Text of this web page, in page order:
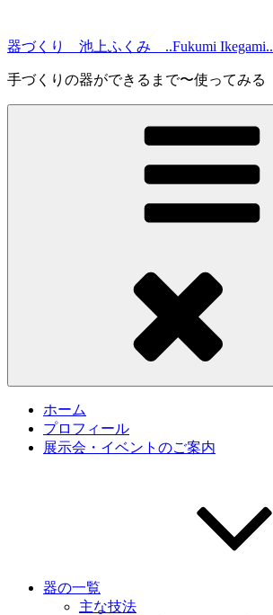
テ
ン
ツ
へ
器づくり 池上ふくみ ..Fukumi Ikegami..
手づくりの器ができるまで〜使ってみる
ホーム
プロフィール
展示会・イベントのご案内
器の一覧
主な技法